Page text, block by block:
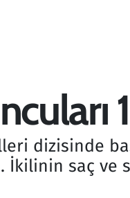
dizisinde
İkilinin saç